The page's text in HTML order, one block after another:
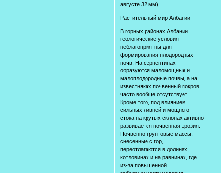
августе 32 мм).
Растительный мир Албании
В горных районах Албании
геологические условия
неблагоприятны для
формирования плодородных
почв. На серпентинах
образуются маломощные и
малоплодородные почвы, а на
известняках почвенный покров
часто вообще отсутствует.
Кроме того, под влиянием
сильных ливней и мощного
стока на крутых склонах активно
развивается почвенная эрозия.
Почвенно-грунтовые массы,
снесенные с гор,
переотлагаются в долинах,
котловинах и на равнинах, где
из-за повышенной